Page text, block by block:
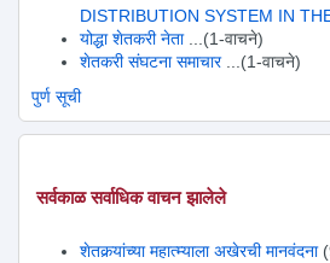
DISTRIBUTION SYSTEM IN
योद्धा शेतकरी नेता
...(1-वाचने)
शेतकरी संघटना समाचार
...(1-वाचने)
पुर्ण सूची
सर्वकाळ सर्वाधिक वाचन झालेले
शेतकर्‍यांच्या महात्म्याला अखेरची मानवंदना